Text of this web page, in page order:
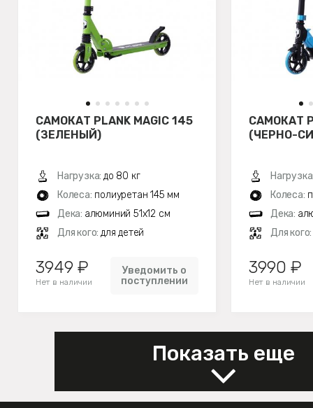
САМОКАТ PLANK MAGIC 145
(ЗЕЛЕНЫЙ)
Нагрузка: до 80 кг
Колеса: полиуретан 145 мм
Дека: алюминий 51х12 см
Для кого: для детей
3949 ₽
Нет в наличии
Уведомить о
поступлении
САМОКАТ
(ЧЕРНО-
Колеса:
Дека:
Для кого:
3990 ₽
Нет в наличии
Показать еще